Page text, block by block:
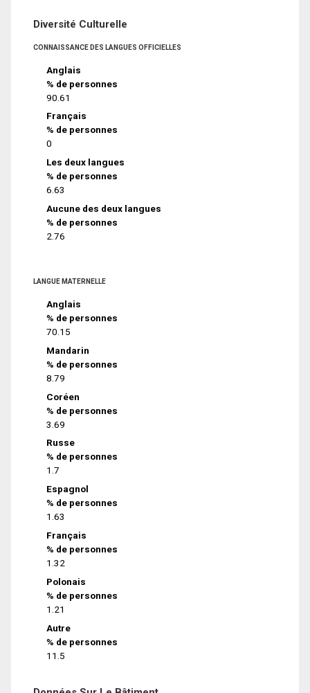
Diversité Culturelle
CONNAISSANCE DES LANGUES OFFICIELLES
Anglais
% de personnes
90.61
Français
% de personnes
0
Les deux langues
% de personnes
6.63
Aucune des deux langues
% de personnes
2.76
LANGUE MATERNELLE
Anglais
% de personnes
70.15
Mandarin
% de personnes
8.79
Coréen
% de personnes
3.69
Russe
% de personnes
1.7
Espagnol
% de personnes
1.63
Français
% de personnes
1.32
Polonais
% de personnes
1.21
Autre
% de personnes
11.5